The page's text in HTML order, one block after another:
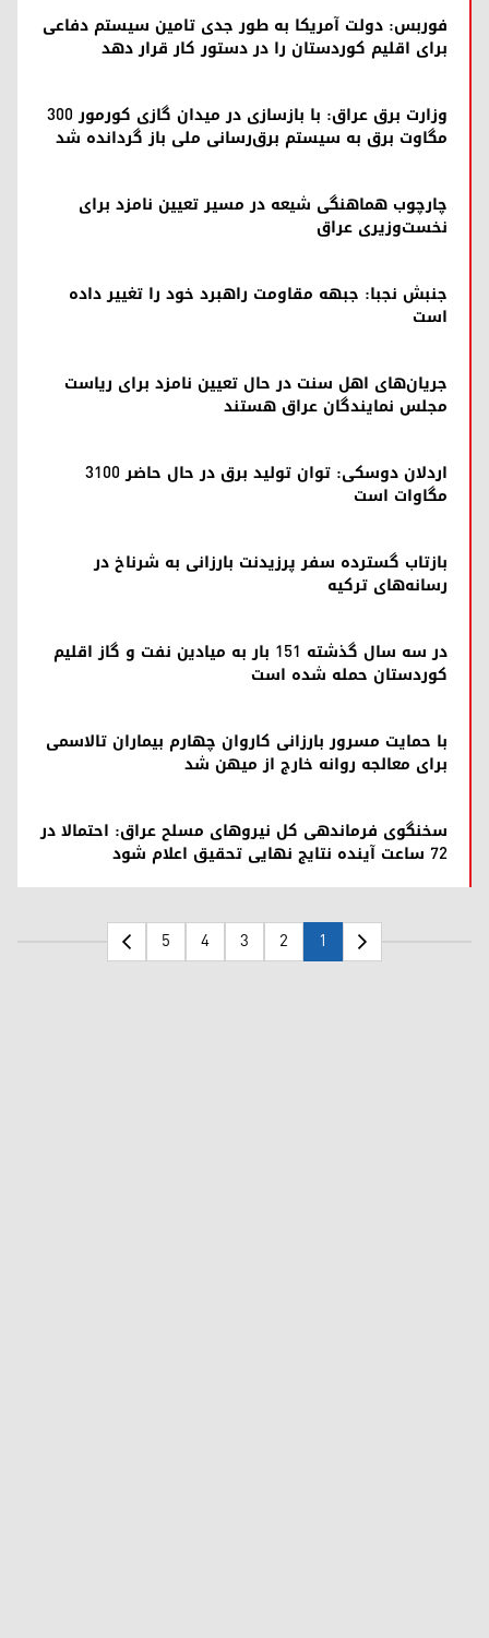
فوربس: دولت آمریکا به طور جدی تامین سیستم دفاعی
برای اقلیم کوردستان را در دستور کار قرار دهد
وزارت برق عراق: با بازسازی در میدان گازی کورمور ۳۰۰
مگاوت برق به سیستم برق‌رسانی ملی باز گردانده شد
چارچوب هماهنگی شیعه در مسیر تعیین نامزد برای
نخست‌وزیری عراق
جنبش نجبا: جبهه مقاومت راهبرد خود را تغییر داده
است
جریان‌های اهل سنت در حال تعیین نامزد برای ریاست
مجلس نمایندگان عراق هستند
اردلان دوسکی: توان تولید برق در حال حاضر ۳۱۰۰
مگاوات است
بازتاب گسترده‌ سفر پرزیدنت بارزانی به شرناخ در
رسانه‌های ترکیه
در سه سال گذشته ۱۵۱ بار به میادین نفت و گاز اقلیم
کوردستان حمله شده است
با حمایت مسرور بارزانی کاروان چهارم بیماران تالاسمی
برای معالجه روانه خارج از میهن شد
سخنگوی فرماندهی کل نیروهای مسلح عراق: احتمالا در
۷۲ ساعت آینده نتایج نهایی تحقیق اعلام شود
1
2
3
4
5